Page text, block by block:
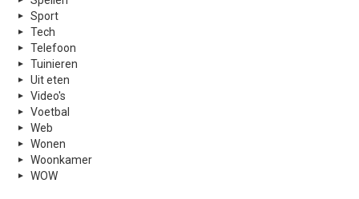
Sport
Tech
Telefoon
Tuinieren
Uit eten
Video's
Voetbal
Web
Wonen
Woonkamer
WOW